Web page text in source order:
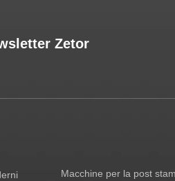
Zetor
Macchine per la post